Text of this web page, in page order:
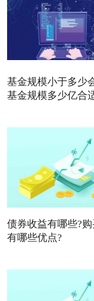
基金规模小于多少
基金规模多少亿合
债券收益有哪些?
有哪些优点?